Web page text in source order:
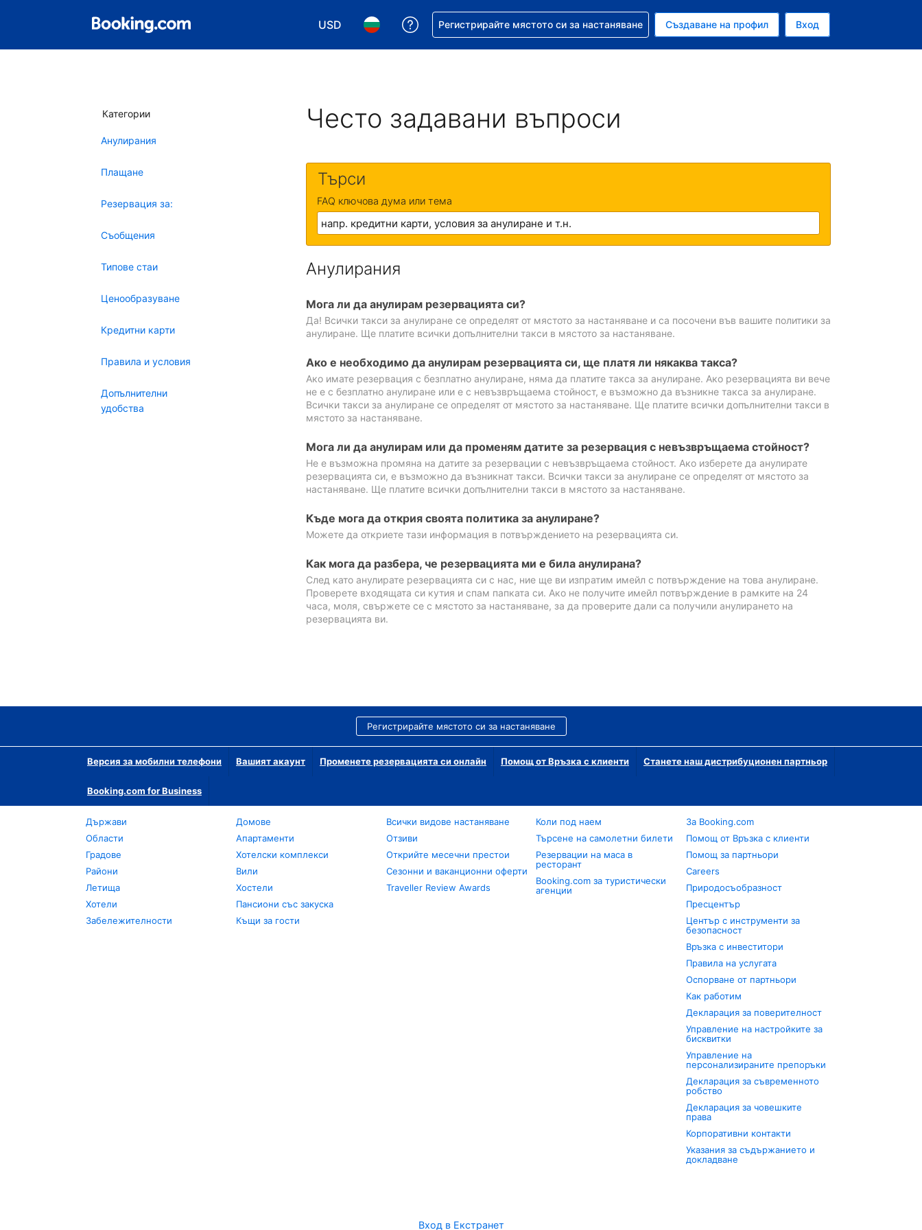
USD
Избор на валута. Избрана валута - Американски долар
Избор на език. Избран език - Български
Помощ с резервацията ви
Регистрирайте мястото си за настаняване Създаване на профил Вход
Категории
Анулирания
Плащане
Резервация за:
Съобщения
Типове стаи
Ценообразуване
Кредитни карти
Правила и условия
Допълнителни
удобства
Често задавани въпроси
Търси
FAQ ключова дума или тема
Анулирания
Мога ли да анулирам резервацията си?
Да! Всички такси за анулиране се определят от мястото за настаняване и са посочени във вашите политики за
анулиране. Ще платите всички допълнителни такси в мястото за настаняване.
Ако е необходимо да анулирам резервацията си, ще платя ли някаква такса?
Ако имате резервация с безплатно анулиране, няма да платите такса за анулиране. Ако резервацията ви вече
не е с безплатно анулиране или е с невъзвръщаема стойност, е възможно да възникне такса за анулиране.
Всички такси за анулиране се определят от мястото за настаняване. Ще платите всички допълнителни такси в
мястото за настаняване.
Мога ли да анулирам или да променям датите за резервация с невъзвръщаема стойност?
Не е възможна промяна на датите за резервации с невъзвръщаема стойност. Ако изберете да анулирате
резервацията си, е възможно да възникнат такси. Всички такси за анулиране се определят от мястото за
настаняване. Ще платите всички допълнителни такси в мястото за настаняване.
Къде мога да открия своята политика за анулиране?
Можете да откриете тази информация в потвърждението на резервацията си.
Как мога да разбера, че резервацията ми е била анулирана?
След като анулирате резервацията си с нас, ние ще ви изпратим имейл с потвърждение на това анулиране.
Проверете входящата си кутия и спам папката си. Ако не получите имейл потвърждение в рамките на 24
часа, моля, свържете се с мястото за настаняване, за да проверите дали са получили анулирането на
резервацията ви.
Регистрирайте мястото си за настаняване
Версия за мобилни телефони Вашият акаунт Променете резервацията си онлайн Помощ от Връзка с клиенти Станете наш дистрибуционен партньор
Booking.com for Business
Държави
Области
Градове
Райони
Летища
Хотели
Забележителности
Домове
Апартаменти
Хотелски комплекси
Вили
Хостели
Пансиони със закуска
Къщи за гости
Всички видове настаняване
Отзиви
Открийте месечни престои
Сезонни и ваканционни оферти
Traveller Review Awards
Коли под наем
Търсене на самолетни билети
Резервации на маса в
ресторант
Booking.com за туристически
агенции
За Booking.com
Помощ от Връзка с клиенти
Помощ за партньори
Careers
Природосъобразност
Пресцентър
Център с инструменти за
безопасност
Връзка с инвеститори
Правила на услугата
Оспорване от партньори
Как работим
Декларация за поверителност
Управление на настройките за
бисквитки
Управление на
персонализираните препоръки
Декларация за съвременното
робство
Декларация за човешките
права
Корпоративни контакти
Указания за съдържанието и
докладване
Вход в Екстранет